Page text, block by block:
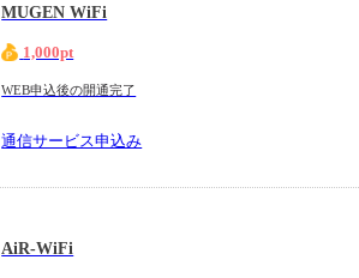
MUGEN WiFi
1,000pt
WEB申込後の開通完了
通信サービス申込み
AiR-WiFi